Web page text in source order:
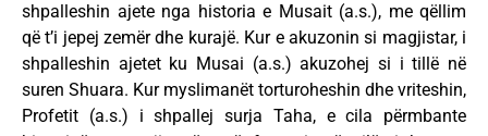
shpalleshin ajete nga historia e Musait (a.s.), me qëllim
që t’i jepej zemër dhe kurajë. Kur e akuzonin si magjistar, i
shpalleshin ajetet ku Musai (a.s.) akuzohej si i tillë në
suren Shuara. Kur myslimanët torturoheshin dhe vriteshin,
Profetit (a.s.) i shpallej surja Taha, e cila përmbante